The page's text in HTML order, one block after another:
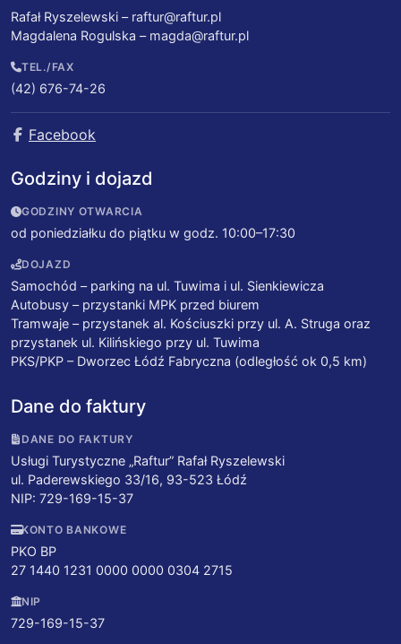
Rafał Ryszelewski – raftur@raftur.pl
Magdalena Rogulska – magda@raftur.pl
TEL./FAX
(42) 676-74-26
Facebook
Godziny i dojazd
GODZINY OTWARCIA
od poniedziałku do piątku w godz. 10:00–17:30
DOJAZD
Samochód – parking na ul. Tuwima i ul. Sienkiewicza
Autobusy – przystanki MPK przed biurem
Tramwaje – przystanek al. Kościuszki przy ul. A. Struga oraz
przystanek ul. Kilińskiego przy ul. Tuwima
PKS/PKP – Dworzec Łódź Fabryczna (odległość ok 0,5 km)
Dane do faktury
DANE DO FAKTURY
Usługi Turystyczne „Raftur” Rafał Ryszelewski
ul. Paderewskiego 33/16, 93-523 Łódź
NIP: 729-169-15-37
KONTO BANKOWE
PKO BP
27 1440 1231 0000 0000 0304 2715
NIP
729-169-15-37